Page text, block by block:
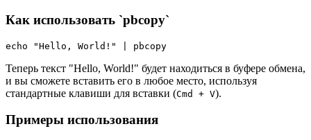
Как использовать `pbcopy`
echo "Hello, World!" | pbcopy
Теперь текст "Hello, World!" будет находиться в буфере обмена,
и вы сможете вставить его в любое место, используя
стандартные клавиши для вставки (Cmd + V).
Примеры использования